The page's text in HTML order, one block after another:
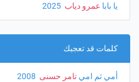
يا بابا عمرو دياب
كلمات قد تعجبك
أمي ثم امي تامر حسنى